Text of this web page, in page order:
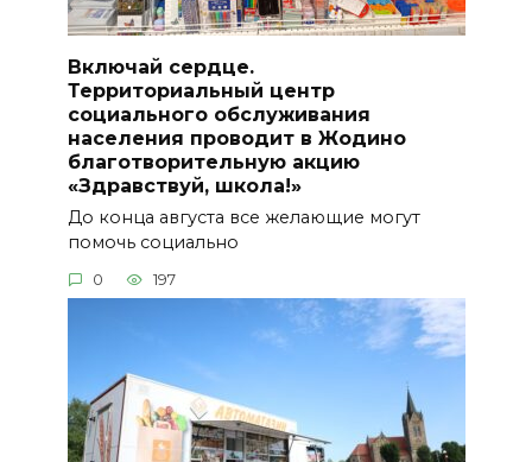
Включай сердце.
Территориальный центр
социального обслуживания
населения проводит в Жодино
благотворительную акцию
«Здравствуй, школа!»
До конца августа все желающие могут
помочь социально
0 197